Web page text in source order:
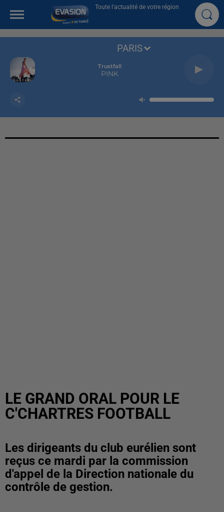
Toute l'actualité de votre région
Trustfall
PINK
PARIS
LE GRAND ORAL POUR LE
C'CHARTRES FOOTBALL
Les dirigeants du club eurélien sont
reçus ce mardi par la commission
d'appel de la Direction nationale du
contrôle de gestion.